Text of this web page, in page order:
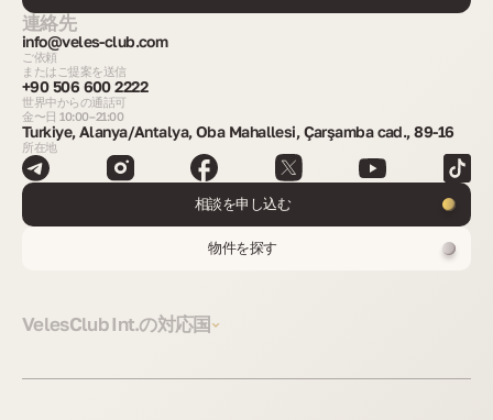
連絡先
info@veles-club.com
ご依頼
またはご提案を送信
+90 506 600 2222
世界中からの通話可
金〜日 10:00–21:00
Turkiye, Alanya/Antalya, Oba Mahallesi, Çarşamba cad., 89-16
所在地
相談を申し込む
物件を探す
VelesClub Int.の対応国